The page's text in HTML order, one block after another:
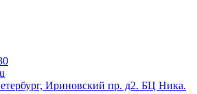
Ириновский пр. д2. БЦ Ника.